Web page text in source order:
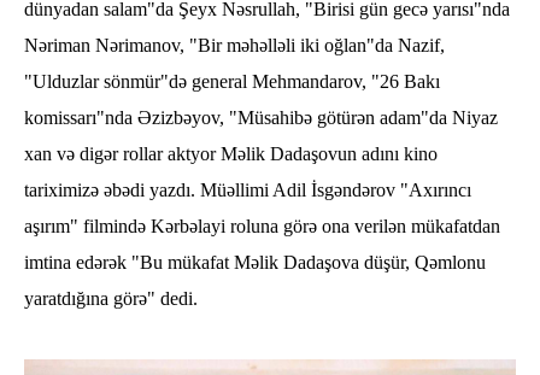
dünyadan salam"da Şeyx Nəsrullah, "Birisi gün gecə yarısı"nda
Nəriman Nərimanov, "Bir məhəlləli iki oğlan"da Nazif,
"Ulduzlar sönmür"də general Mehmandarov, "26 Bakı
komissarı"nda Əzizbəyov, "Müsahibə götürən adam"da Niyaz
xan və digər rollar aktyor Məlik Dadaşovun adını kino
tariximizə əbədi yazdı. Müəllimi Adil İsgəndərov "Axırıncı
aşırım" filmində Kərbəlayi roluna görə ona verilən mükafatdan
imtina edərək "Bu mükafat Məlik Dadaşova düşür, Qəmlonu
yaratdığına görə" dedi.